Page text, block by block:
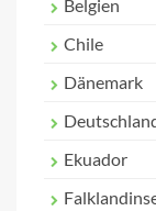
Belgien
Chile
Dänemark
Ekuador